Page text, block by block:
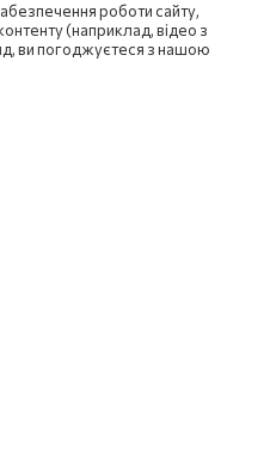
роботи сайту,
(наприклад, відео з
ви погоджуєтеся з нашою